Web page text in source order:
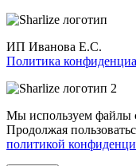
ИП Иванова Е.С.
Политика
Мы используем файлы
Продолжая
политикой